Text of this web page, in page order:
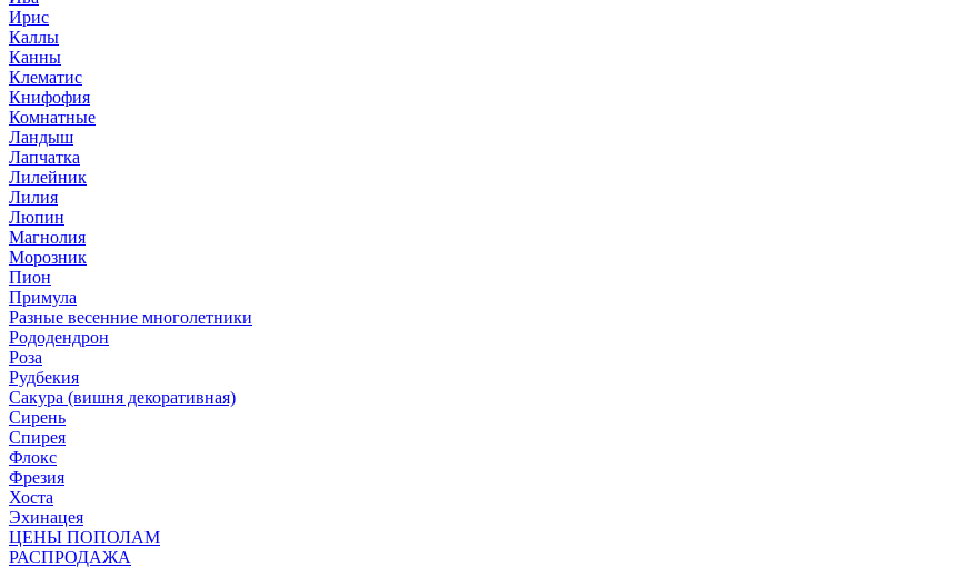
Ирис
Каллы
Канны
Клематис
Книфофия
Комнатные
Ландыш
Лапчатка
Лилейник
Лилия
Люпин
Магнолия
Морозник
Пион
Примула
Разные весенние многолетники
Рододендрон
Роза
Рудбекия
Сакура (вишня декоративная)
Сирень
Спирея
Флокс
Фрезия
Хоста
Эхинацея
ЦЕНЫ ПОПОЛАМ
РАСПРОДАЖА